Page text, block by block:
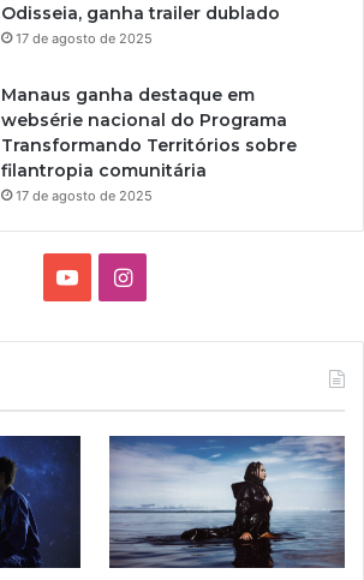
Odisseia, ganha trailer dublado
17 de agosto de 2025
Manaus ganha destaque em
websérie nacional do Programa
Transformando Territórios sobre
filantropia comunitária
17 de agosto de 2025
e
I
g
r